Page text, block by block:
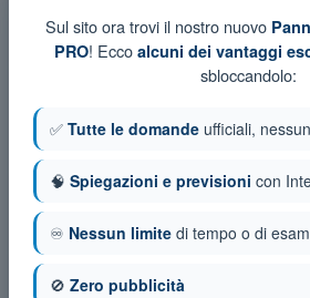
risposte
aeronautica per un drone in volo?
4 risposte
Quali sono i due principali tipi di
4
Qual è il documento ufficiale che
Sul sito ora trovi il nostro nuovo
PRO! Ecco alcuni dei vantaggi
sbloccandolo:
✅ Tutte le domande ufficiali,
🧠 Spiegazioni e previsioni con
♾️ Nessun limite di tempo o di
🚫 Zero pubblicità